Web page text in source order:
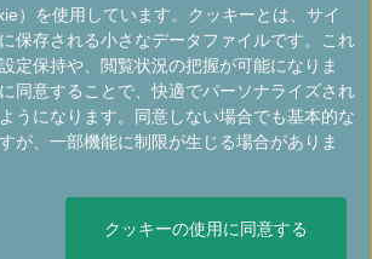
格をみる
ウェルカムギフト朝食選択可,ラウンジアクセス有,客
イート含む）,Summit Windmill Golf Clubでの割引特
ルフコース直結,アーティストインレジデンスプログ
）を使用しています。クッキーとは、サイ
保存される小さなデータファイルです。これ
定保持や、閲覧状況の把握が可能になりま
同意することで、快適でパーソナライズされ
うになります。同意しない場合でも基本的な
が、一部機能に制限が生じる場合がありま
クッキーの使用に同意する